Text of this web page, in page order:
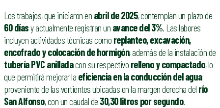
Los trabajos, que iniciaron en abril de 2025, contemplan un plazo de
60 díasy actualmente registran un avance del 3%. Las labores
incluyen actividades técnicas como replanteo, excavación,
encofrado y colocación de hormigón, además de la instalación de
tubería PVC anilladacon su respectivo relleno y compactado, lo
que permitirá mejorar la eficiencia en la conducción del agua
proveniente de las vertientes ubicadas en la margen derecha del río
San Alfonso, con un caudal de 30,30 litros por segundo.